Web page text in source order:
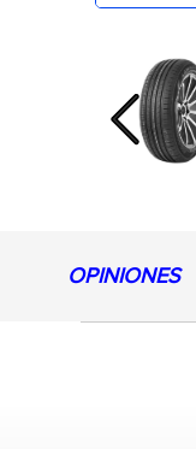
Previous
OPINIONES